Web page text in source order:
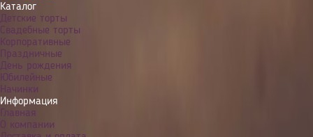
Каталог
Детские торты
Свадебные торты
Корпоративные
Праздничные
День рождения
Юбилейные
Начинки
Информация
Главная
О компании